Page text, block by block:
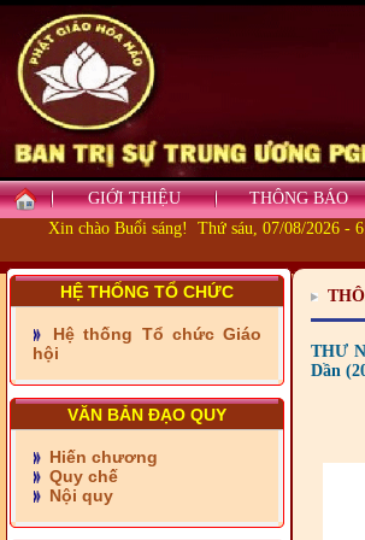
GIỚI THIỆU THÔNG BÁO
Xin chào Buổi sáng! Thứ sáu, 07/08/2026 -
HỆ THỐNG TỔ CHỨC
Hệ thống Tổ chức Giáo
hội
VĂN BẢN ĐẠO QUY
Hiến chương
Quy chế
Nội quy
- Những tấm lòng thiện
nguyện vùng biên
- BAN TRỊ SỰ XÃ ĐẠI
PHƯỚC TỈNH ĐỒNG NAI
- Xã Châu Phú khánh
thành cầu Kênh 7 - Nam
kênh Quốc Gia
- Xã Phú Lâm bàn giao 9
căn nhà Đại đoàn kết
THƯ
Dần